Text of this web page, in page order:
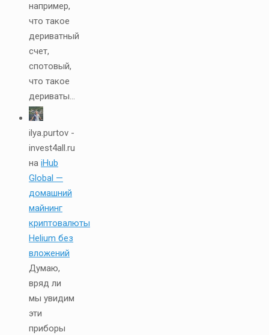
например,
что такое
дериватный
счет,
спотовый,
что такое
дериваты...
ilya.purtov -
invest4all.ru
на iHub
Global —
домашний
майнинг
криптовалюты
Helium без
вложений
Думаю,
вряд ли
мы увидим
эти
приборы